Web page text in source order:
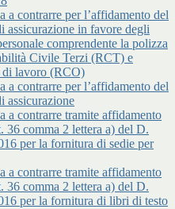
a contrarre per l’affidamento del
assicurazione in favore degli
comprendente la polizza
Civile Terzi (RCT) e
di lavoro (RCO)
a contrarre per l’affidamento del
assicurazione
a contrarre tramite affidamento
36 comma 2 lettera a) del D.
per la fornitura di sedie per
a contrarre tramite affidamento
36 comma 2 lettera a) del D.
per la fornitura di libri di testo